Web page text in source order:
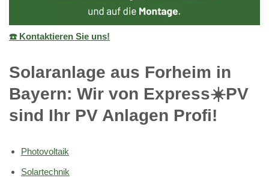
☎️ Kontaktieren Sie uns!
Solaranlage aus Forheim in
Bayern: Wir von Express☀️PV️
sind Ihr PV Anlagen Profi!
Photovoltaik
Solartechnik